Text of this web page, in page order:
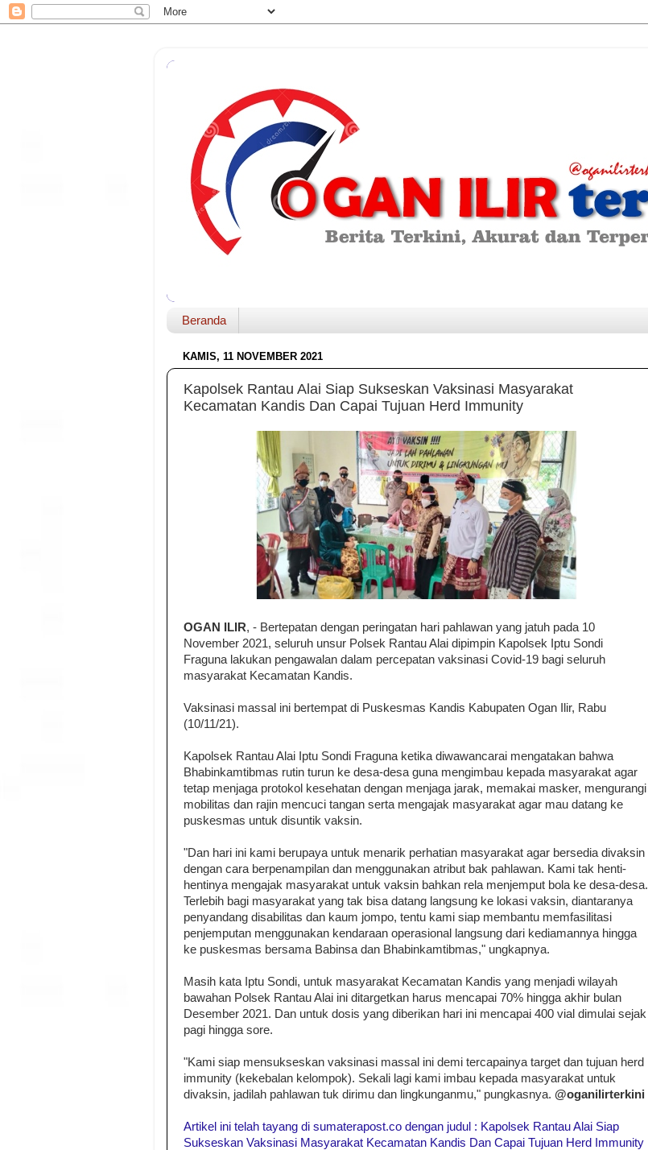
Beranda
KAMIS, 11 NOVEMBER 2021
Kapolsek Rantau Alai Siap Sukseskan Vaksinasi Masyarakat
Kecamatan Kandis Dan Capai Tujuan Herd Immunity
OGAN ILIR, - Bertepatan dengan peringatan hari pahlawan yang jatuh pada 10
November 2021, seluruh unsur Polsek Rantau Alai dipimpin Kapolsek Iptu Sondi
Fraguna lakukan pengawalan dalam percepatan vaksinasi Covid-19 bagi seluruh
masyarakat Kecamatan Kandis.
Vaksinasi massal ini bertempat di Puskesmas Kandis Kabupaten Ogan Ilir, Rabu
(10/11/21).
Kapolsek Rantau Alai Iptu Sondi Fraguna ketika diwawancarai mengatakan bahwa
Bhabinkamtibmas rutin turun ke desa-desa guna mengimbau kepada masyarakat agar
tetap menjaga protokol kesehatan dengan menjaga jarak, memakai masker, mengurangi
mobilitas dan rajin mencuci tangan serta mengajak masyarakat agar mau datang ke
puskesmas untuk disuntik vaksin.
"Dan hari ini kami berupaya untuk menarik perhatian masyarakat agar bersedia divaksin
dengan cara berpenampilan dan menggunakan atribut bak pahlawan. Kami tak henti-
hentinya mengajak masyarakat untuk vaksin bahkan rela menjemput bola ke desa-desa.
Terlebih bagi masyarakat yang tak bisa datang langsung ke lokasi vaksin, diantaranya
penyandang disabilitas dan kaum jompo, tentu kami siap membantu memfasilitasi
penjemputan menggunakan kendaraan operasional langsung dari kediamannya hingga
ke puskesmas bersama Babinsa dan Bhabinkamtibmas," ungkapnya.
Masih kata Iptu Sondi, untuk masyarakat Kecamatan Kandis yang menjadi wilayah
bawahan Polsek Rantau Alai ini ditargetkan harus mencapai 70% hingga akhir bulan
Desember 2021. Dan untuk dosis yang diberikan hari ini mencapai 400 vial dimulai sejak
pagi hingga sore.
"Kami siap mensukseskan vaksinasi massal ini demi tercapainya target dan tujuan herd
immunity (kekebalan kelompok). Sekali lagi kami imbau kepada masyarakat untuk
divaksin, jadilah pahlawan tuk dirimu dan lingkunganmu," pungkasnya. @oganilirterkini
Artikel ini telah tayang di sumaterapost.co dengan judul : Kapolsek Rantau Alai Siap
Sukseskan Vaksinasi Masyarakat Kecamatan Kandis Dan Capai Tujuan Herd Immunity